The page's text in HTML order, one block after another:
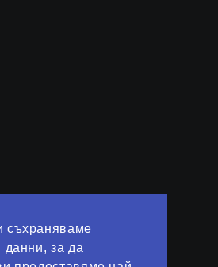
съхраняваме
данни, за да